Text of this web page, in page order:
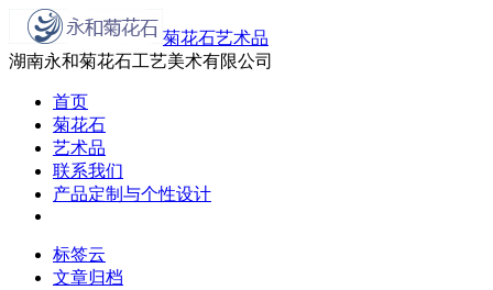
菊花石艺术品
湖南永和菊花石工艺美术有限公司
首页
菊花石
艺术品
联系我们
产品定制与个性设计
标签云
文章归档